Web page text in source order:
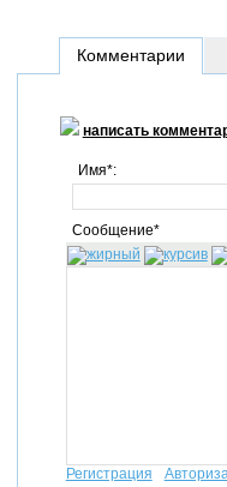
Комментарии
написать
Имя*:
Сообщение*
Регистрация